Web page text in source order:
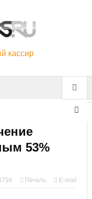
53%
Печать E-mail